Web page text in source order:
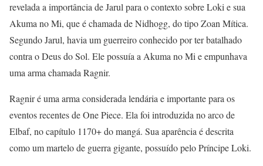
revelada a importância de Jarul para o contexto sobre Loki e sua
Akuma no Mi, que é chamada de Nidhogg, do tipo Zoan Mítica.
Segundo Jarul, havia um guerreiro conhecido por ter batalhado
contra o Deus do Sol. Ele possuía a Akuma no Mi e empunhava
uma arma chamada Ragnir.
Ragnir é uma arma considerada lendária e importante para os
eventos recentes de One Piece. Ela foi introduzida no arco de
Elbaf, no capítulo 1170+ do mangá. Sua aparência é descrita
como um martelo de guerra gigante, possuído pelo Príncipe Loki.